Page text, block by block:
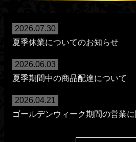
2026.07.30
夏季休業についてのお知らせ
2026.06.03
夏季期間中の商品配達について
2026.04.21
ゴールデンウィーク期間の営業